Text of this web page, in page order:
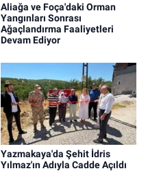
Aliağa ve Foça'daki Orman
Yangınları Sonrası
Ağaçlandırma Faaliyetleri
Devam Ediyor
Yazmakaya'da Şehit İdris
Yılmaz'ın Adıyla Cadde Açıldı